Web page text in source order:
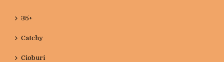
35+
Catchy
Cioburi